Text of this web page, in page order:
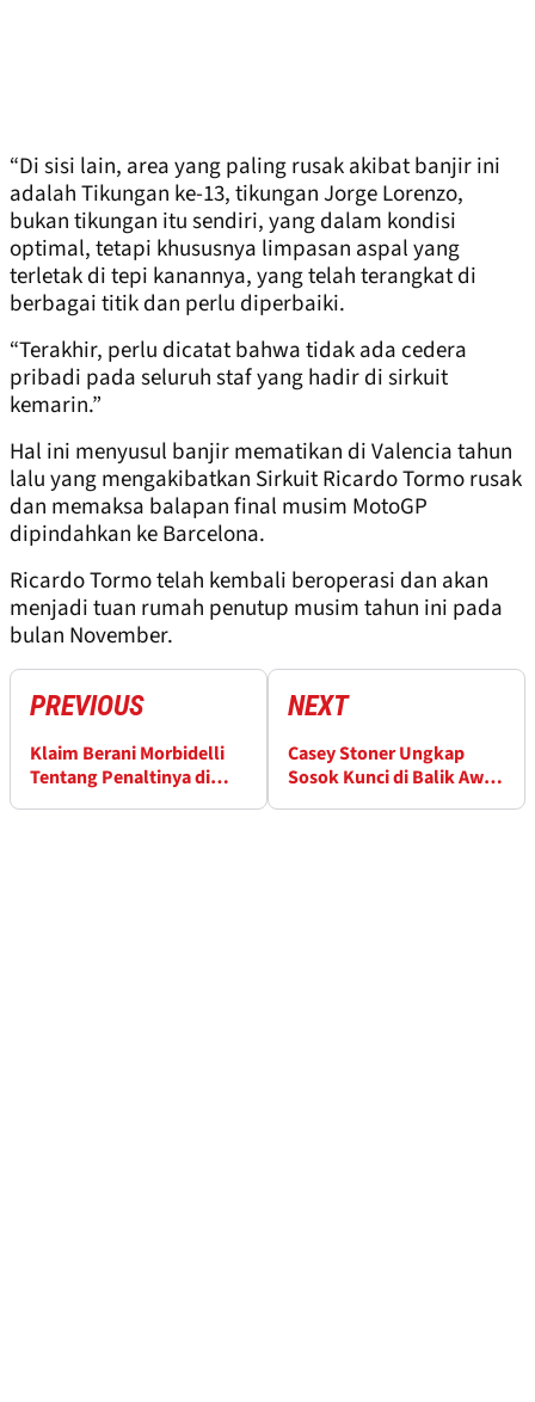
“Di sisi lain, area yang paling rusak akibat banjir ini
adalah Tikungan ke-13, tikungan Jorge Lorenzo,
bukan tikungan itu sendiri, yang dalam kondisi
optimal, tetapi khususnya limpasan aspal yang
terletak di tepi kanannya, yang telah terangkat di
berbagai titik dan perlu diperbaiki.
“Terakhir, perlu dicatat bahwa tidak ada cedera
pribadi pada seluruh staf yang hadir di sirkuit
kemarin.”
Hal ini menyusul banjir mematikan di Valencia tahun
lalu yang mengakibatkan Sirkuit Ricardo Tormo rusak
dan memaksa balapan final musim MotoGP
dipindahkan ke Barcelona.
Ricardo Tormo telah kembali beroperasi dan akan
menjadi tuan rumah penutup musim tahun ini pada
bulan November.
PREVIOUS
Klaim Berani Morbidelli
Tentang Penaltinya di
NEXT
Casey Stoner Ungkap
Sosok Kunci di Balik Awal